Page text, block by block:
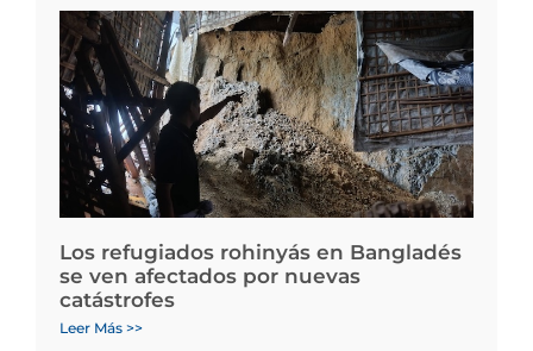
Los refugiados rohinyás en Bangladés
se ven afectados por nuevas
catástrofes
Leer Más >>